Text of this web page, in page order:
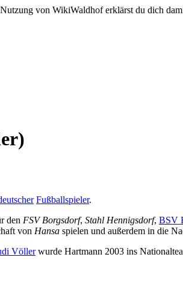
von WikiWaldhof erklärst du dich
Fußballspieler.
den FSV Borgsdorf, Stahl Hennigsdorf, BSV
von Hansa spielen und außerdem in die
Völlerwurde Hartmann 2003 ins